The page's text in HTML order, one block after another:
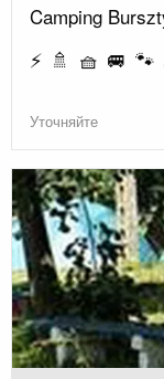
Camping
⚡ 🚿 🧺 🚐
Уточняйте